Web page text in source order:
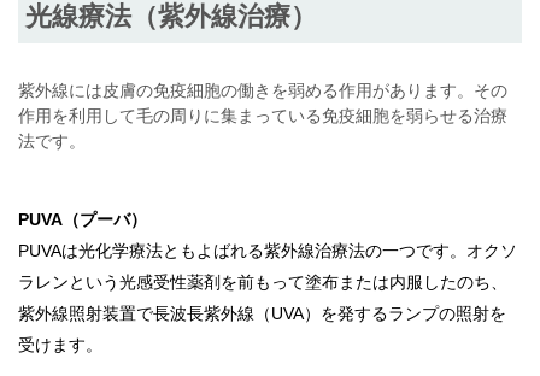
光線療法（紫外線治療）
紫外線には皮膚の免疫細胞の働きを弱める作用があります。その
作用を利用して毛の周りに集まっている免疫細胞を弱らせる治療
法です。
PUVA（プーバ）
PUVAは光化学療法ともよばれる紫外線治療法の一つです。オクソ
ラレンという光感受性薬剤を前もって塗布または内服したのち、
紫外線照射装置で長波長紫外線（UVA）を発するランプの照射を
受けます。